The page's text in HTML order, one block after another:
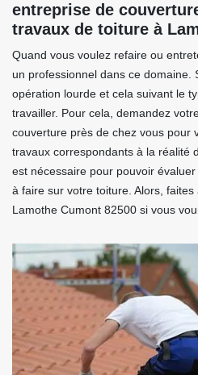
entreprise de
travaux de toiture à
Quand vous voulez refaire ou
un professionnel dans ce domaine.
opération lourde et cela suivant le
travailler. Pour cela, demandez
couverture près de chez vous pour
travaux correspondants à la réalité
est nécessaire pour pouvoir
à faire sur votre toiture. Alors,
Lamothe Cumont 82500 si vous